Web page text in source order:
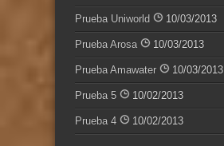
Prueba Uniworld 10/03/2013
Prueba Arosa 10/03/2013
Prueba Amawater 10/03/2013
Prueba 5 10/02/2013
Prueba 4 10/02/2013